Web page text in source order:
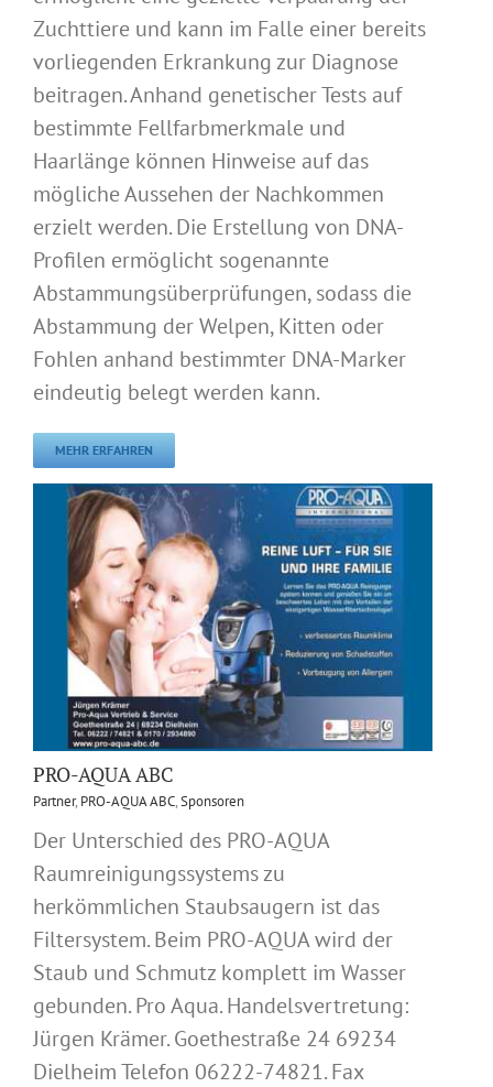
Zuchttiere und kann im Falle einer bereits
vorliegenden Erkrankung zur Diagnose
beitragen. Anhand genetischer Tests auf
bestimmte Fellfarbmerkmale und
Haarlänge können Hinweise auf das
mögliche Aussehen der Nachkommen
erzielt werden. Die Erstellung von DNA-
Profilen ermöglicht sogenannte
Abstammungsüberprüfungen, sodass die
Abstammung der Welpen, Kitten oder
Fohlen anhand bestimmter DNA-Marker
eindeutig belegt werden kann.
MEHR ERFAHREN
PRO-AQUA ABC
Partner, PRO-AQUA ABC,Sponsoren
Der Unterschied des PRO-AQUA
Raumreinigungssystems zu
herkömmlichen Staubsaugern ist das
Filtersystem. Beim PRO-AQUA wird der
Staub und Schmutz komplett im Wasser
gebunden. Pro Aqua. Handelsvertretung:
Jürgen Krämer. Goethestraße 24 69234
Dielheim Telefon 06222-74821. Fax